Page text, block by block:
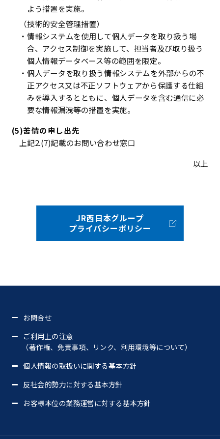
よう措置を実施。
（技術的安全管理措置）
・情報システムを使用して個人データを取り扱う場
合、アクセス制御を実施して、担当者及び取り扱う
個人情報データベース等の範囲を限定。
・個人データを取り扱う情報システムを外部からの不
正アクセス又は不正ソフトウェアから保護する仕組
みを導入するとともに、個人データを含む通信に必
要な情報漏洩等の措置を実施。
(5)苦情の申し出先
上記2.(7)記載のお問い合わせ窓口
以上
JR西日本グループ
プライバシーポリシー
お問合せ
ご利用上の注意
（著作権、免責事項、リンク、利用環境等について）
個人情報の取扱いに関する基本方針
反社会的勢力に対する基本方針
お客様本位の業務運営に対する基本方針